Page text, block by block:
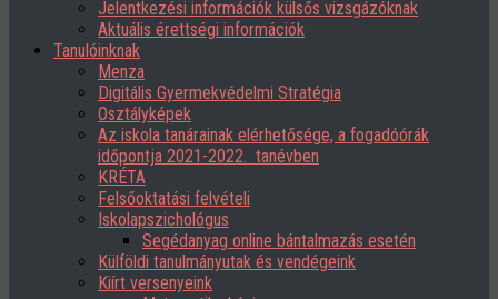
Jelentkezési információk külsős vizsgázóknak
Aktuális érettségi információk
Tanulóinknak
Menza
Digitális Gyermekvédelmi Stratégia
Osztályképek
Az iskola tanárainak elérhetősége, a fogadóórák
időpontja 2021-2022. tanévben
KRÉTA
Felsőoktatási felvételi
Iskolapszichológus
Segédanyag online bántalmazás esetén
Külföldi tanulmányutak és vendégeink
Kiírt versenyeink